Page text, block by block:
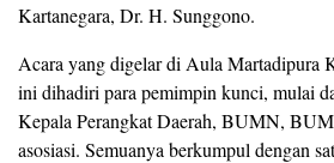
Kartanegara, Dr. H. Sunggono.
Acara yang digelar di Aula Martadipura
ini dihadiri para pemimpin kunci, mulai
Kepala Perangkat Daerah, BUMN,
asosiasi. Semuanya berkumpul dengan